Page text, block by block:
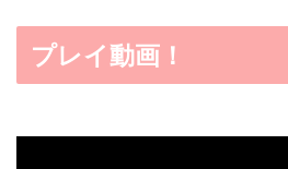
プレイ動画！